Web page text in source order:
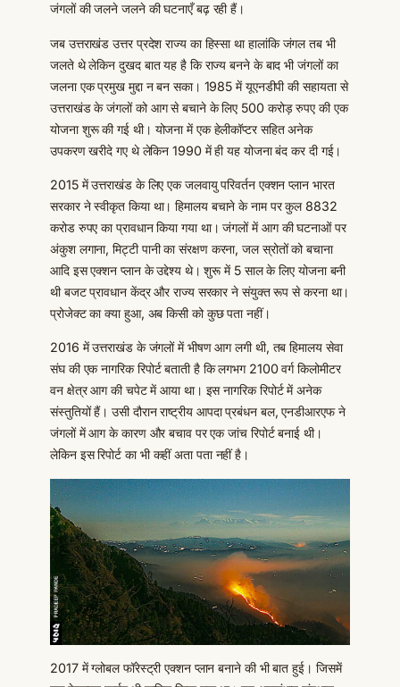
जंगलों की जलने जलने की घटनाएँ बढ़ रही हैं।
जब उत्तराखंड उत्तर प्रदेश राज्य का हिस्सा था हालांकि जंगल तब भी
जलते थे लेकिन दुखद बात यह है कि राज्य बनने के बाद भी जंगलों का
जलना एक प्रमुख मुद्दा न बन सका। 1985 में यूएनडीपी की सहायता से
उत्तराखंड के जंगलों को आग से बचाने के लिए 500 करोड़ रुपए की एक
योजना शुरू की गई थी। योजना में एक हेलीकॉप्टर सहित अनेक
उपकरण खरीदे गए थे लेकिन 1990 में ही यह योजना बंद कर दी गई।
2015 में उत्तराखंड के लिए एक जलवायु परिवर्तन एक्शन प्लान भारत
सरकार ने स्वीकृत किया था। हिमालय बचाने के नाम पर कुल 8832
करोड रुपए का प्रावधान किया गया था। जंगलों में आग की घटनाओं पर
अंकुश लगाना, मिट्टी पानी का संरक्षण करना, जल स्रोतों को बचाना
आदि इस एक्शन प्लान के उद्देश्य थे। शुरू में 5 साल के लिए योजना बनी
थी बजट प्रावधान केंद्र और राज्य सरकार ने संयुक्त रूप से करना था।
प्रोजेक्ट का क्या हुआ, अब किसी को कुछ पता नहीं।
2016 में उत्तराखंड के जंगलों में भीषण आग लगी थी, तब हिमालय सेवा
संघ की एक नागरिक रिपोर्ट बताती है कि लगभग 2100 वर्ग किलोमीटर
वन क्षेत्र आग की चपेट में आया था। इस नागरिक रिपोर्ट में अनेक
संस्तुतियों हैं। उसी दौरान राष्ट्रीय आपदा प्रबंधन बल, एनडीआरएफ ने
जंगलों में आग के कारण और बचाव पर एक जांच रिपोर्ट बनाई थी।
लेकिन इस रिपोर्ट का भी कहीं अता पता नहीं है।
2017 में ग्लोबल फॉरेस्ट्री एक्शन प्लान बनाने की भी बात हुई। जिसमें